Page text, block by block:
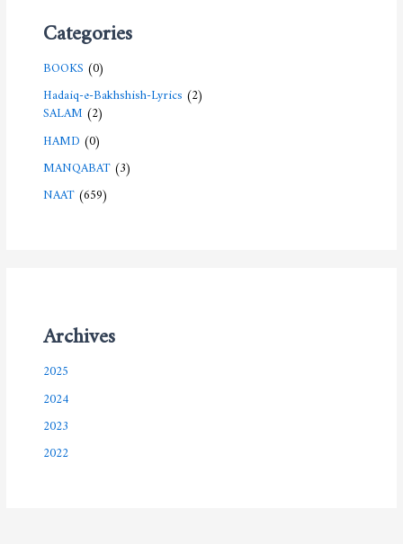
Categories
BOOKS(0)
Hadaiq-e-Bakhshish-Lyrics(2)
SALAM(2)
HAMD(0)
MANQABAT(3)
NAAT(659)
Archives
2025
2024
2023
2022